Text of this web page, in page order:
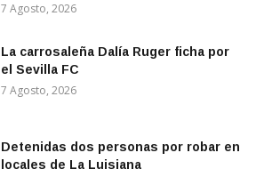
7 Agosto, 2026
La carrosaleña Dalía Ruger ficha por
el Sevilla FC
7 Agosto, 2026
Detenidas dos personas por robar en
locales de La Luisiana